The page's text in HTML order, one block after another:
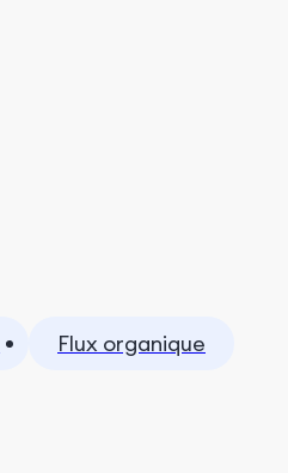
Flux organique